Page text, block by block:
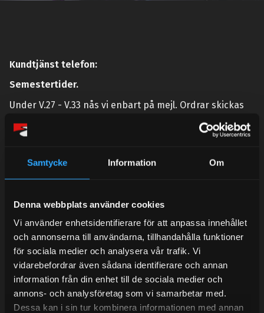
Samtycke Information Om
Denna webbplats använder cookies
Vi använder enhetsidentifierare för att anpassa innehållet
och annonserna till användarna, tillhandahålla funktioner
för sociala medier och analysera vår trafik. Vi
vidarebefordrar även sådana identifierare och annan
information från din enhet till de sociala medier och
annons- och analysföretag som vi samarbetar med.
Dessa kan i sin tur kombinera informationen med annan
Kundtjänst telefon:
Semestertider.
Under V.27 - V.33 nås vi enbart på mejl. Ordrar skickas
under sommaren men med viss fördröjning. 2/7 -9/7 är
det helt stängt.
E-post:info@streetperformance.se
BLOGG